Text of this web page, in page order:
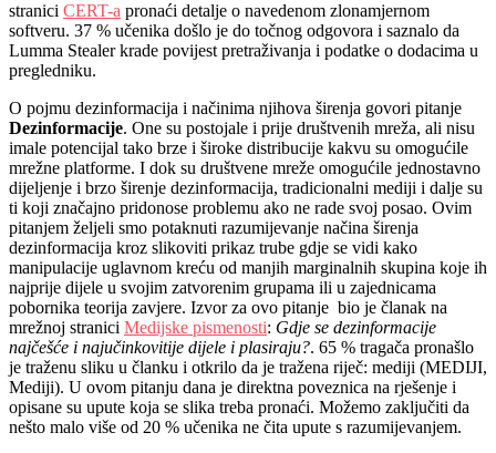
stranici CERT-a pronaći detalje o navedenom zlonamjernom
softveru. 37 % učenika došlo je do točnog odgovora i saznalo da
Lumma Stealer krade povijest pretraživanja i podatke o dodacima u
pregledniku.
O pojmu dezinformacija i načinima njihova širenja govori pitanje
Dezinformacije. One su postojale i prije društvenih mreža, ali nisu
imale potencijal tako brze i široke distribucije kakvu su omogućile
mrežne platforme. I dok su društvene mreže omogućile jednostavno
dijeljenje i brzo širenje dezinformacija, tradicionalni mediji i dalje su
ti koji značajno pridonose problemu ako ne rade svoj posao. Ovim
pitanjem željeli smo potaknuti razumijevanje načina širenja
dezinformacija kroz slikoviti prikaz trube gdje se vidi kako
manipulacije uglavnom kreću od manjih marginalnih skupina koje ih
najprije dijele u svojim zatvorenim grupama ili u zajednicama
pobornika teorija zavjere. Izvor za ovo pitanje bio je članak na
mrežnoj stranici Medijske pismenosti: Gdje se dezinformacije
najčešće i najučinkovitije dijele i plasiraju?. 65 % tragača pronašlo
je traženu sliku u članku i otkrilo da je tražena riječ: mediji (MEDIJI,
Mediji). U ovom pitanju dana je direktna poveznica na rješenje i
opisane su upute koja se slika treba pronaći. Možemo zaključiti da
nešto malo više od 20 % učenika ne čita upute s razumijevanjem.